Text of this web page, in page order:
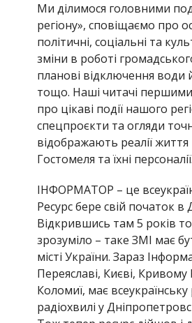
Ми ділимося головними
регіону», сповіщаємо про
політичні, соціальні та
зміни в роботі
планові відключення води
тощо. Наші читачі
про цікаві події нашого
спецпроєкти та огляди
відображають реалії життя
Гостомеля та їхні персоналії.
ІНФОРМАТОР – це
Ресурс бере свій початок в
Відкрившись там 5 років
зрозуміло – таке ЗМІ має
місті України. Зараз
Переяславі, Києві, Кривому
Коломиї, має
радіохвилі у